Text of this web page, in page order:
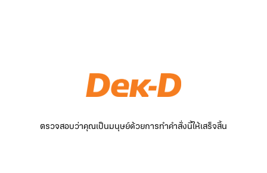
ตรวจสอบว่าคุณเป็นมนุษย์ด้วยการทำคำสั่งนี้ให้เสร็จสิ้น